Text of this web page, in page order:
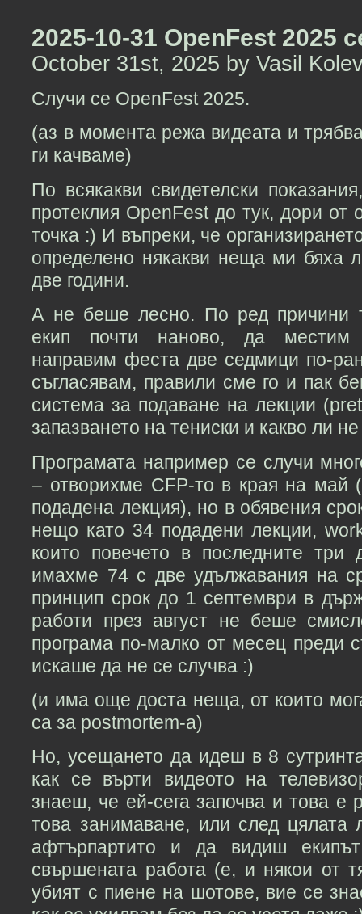
2025-10-31 OpenFest 2025
October 31st, 2025 by Vasil
Случи се OpenFest 2025.
(аз в момента режа видеата и
ги качваме)
По всякакви свидетелски
протеклия OpenFest до тук, дори от
точка :) И въпреки, че
определено някакви неща ми бяха
две години.
А не беше лесно. По ред причини
екип почти наново, да местим
направим феста две седмици по-
съгласявам, правили сме го и пак
система за подаване на лекции
запазването на тениски и какво ли
Програмата например се случи
– отворихме CFP-то в края на май
подадена лекция), но в обявения
нещо като 34 подадени лекции,
които повечето в последните
имахме 74 с две удължавания на
принцип срок до 1 септември в
работи през август не беше
програма по-малко от месец преди
искаше да не се случва :)
(и има още доста неща, от които
са за postmortem-а)
Но, усещането да идеш в 8
как се върти видеото на
знаеш, че ей-сега започва и това е
това занимаване, или след цялата
афтърпартито и да видиш
свършената работа (е, и някои от
убият с пиене на шотове, вие се